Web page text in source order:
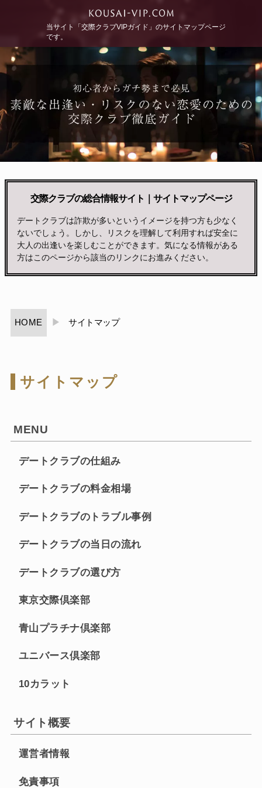
当サイト「交際クラブVIPガイド」のサイトマップページ
です。
交際クラブの総合情報サイト｜サイトマップページ
デートクラブは詐欺が多いというイメージを持つ方も少なく
ないでしょう。しかし、リスクを理解して利用すれば安全に
大人の出逢いを楽しむことができます。気になる情報がある
方はこのページから該当のリンクにお進みください。
HOME サイトマップ
サイトマップ
MENU
デートクラブの仕組み
デートクラブの料金相場
デートクラブのトラブル事例
デートクラブの当日の流れ
デートクラブの選び方
東京交際倶楽部
青山プラチナ倶楽部
ユニバース倶楽部
10カラット
サイト概要
運営者情報
免責事項